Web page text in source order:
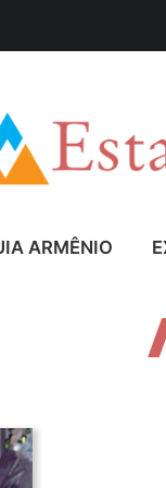
ARMÊNIO